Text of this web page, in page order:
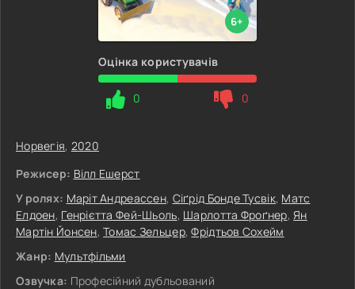
6+
Оцінка користувачів
0 0
Норвегія, 2020
Режисер: Вілл Ешерст
У ролях: Маріт Андреассен, Сіґрід Бонде Тусвік, Матс
Елдоен, Генрієтта Фей-Шьоль, Шарлотта Фроґнер,Ян
Мартін Йонсен,Томас Зельцер,Фрідтьов Сохейм
Жанр: Мультфільми
Озвучка: Професійний дубльований